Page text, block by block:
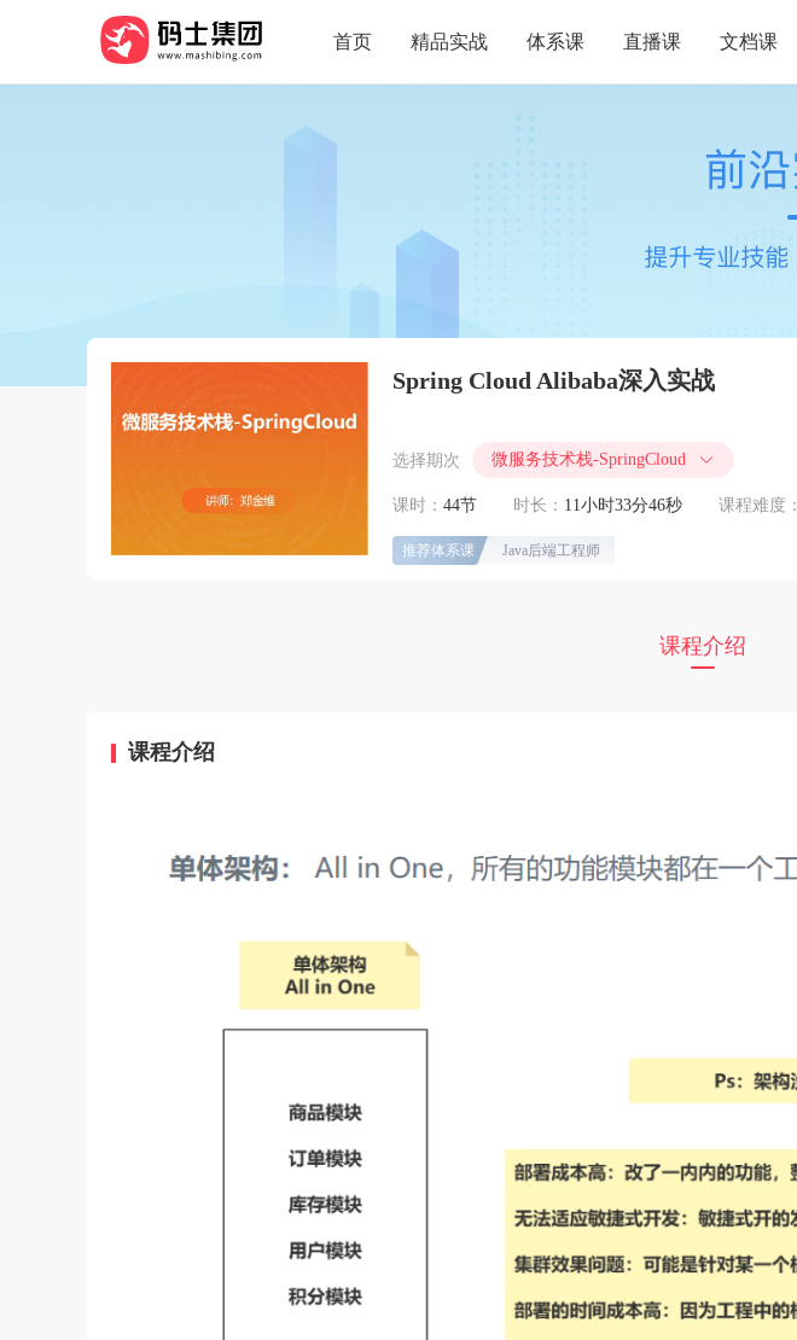
首页 精品实战 体系课 直播课 文档课
Spring Cloud Alibaba深入实战
选择期次 微服务技术栈-SpringCloud
课时： 44节 时长： 11小时33分46秒 课程难度：
推荐体系课 Java后端工程师
课程介绍
课程介绍